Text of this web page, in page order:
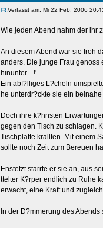
Verfasst am: Mi 22 Feb, 2006
Wie jeden Abend nahm der ihr
An diesem Abend war sie froh
anders. Die junge Frau genoss
hinunter....!'
Ein abf?lliges L?cheln
he unterdr?ckte sie ein
Doch ihre k?hnsten
gegen den Tisch zu schlagen.
Tischplatte krallten. Mit einem
sollte noch Zeit zum Bereuen
Enstetzt starrte er sie an, aus
ttelter K?rper endlich zu Ruhe
erwacht, eine Kraft und
In der D?mmerung des